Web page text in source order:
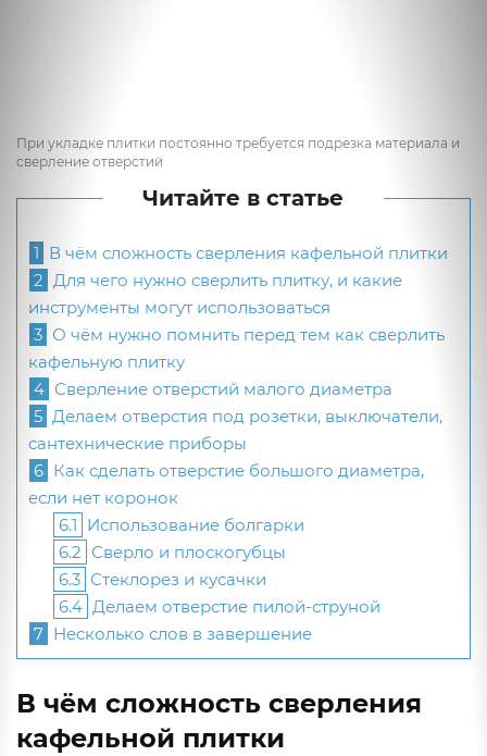
При укладке плитки постоянно требуется подрезка материала и
сверление отверстий
Читайте в статье
1 В чём сложность сверления кафельной плитки
2 Для чего нужно сверлить плитку, и какие
инструменты могут использоваться
3 О чём нужно помнить перед тем как сверлить
кафельную плитку
4 Сверление отверстий малого диаметра
5 Делаем отверстия под розетки, выключатели,
сантехнические приборы
6 Как сделать отверстие большого диаметра,
если нет коронок
6.1 Использование болгарки
6.2 Сверло и плоскогубцы
6.3 Стеклорез и кусачки
6.4 Делаем отверстие пилой-струной
7 Несколько слов в завершение
В чём сложность сверления
кафельной плитки